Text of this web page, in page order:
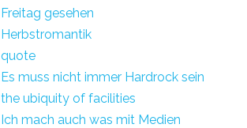
Freitag gesehen
Herbstromantik
quote
Es muss nicht immer Hardrock sein
the ubiquity of facilities
Ich mach auch was mit Medien